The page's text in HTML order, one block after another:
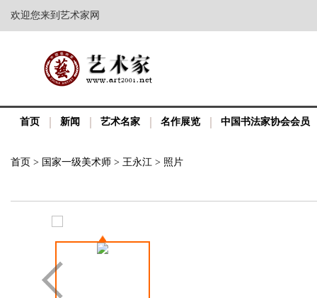
欢迎您来到艺术家网
首页 新闻 艺术名家 名作展览 中国书法家协会会员
首页 > 国家一级美术师 > 王永江 > 照片